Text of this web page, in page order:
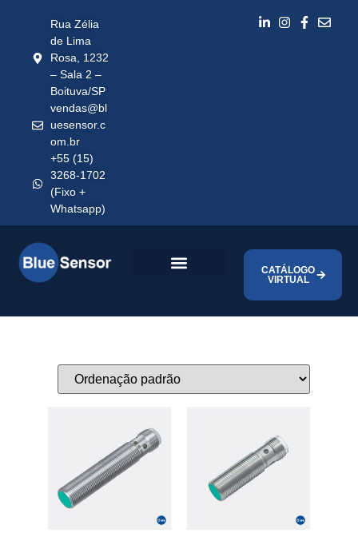
Rua Zélia
de Lima
Rosa, 1232
– Sala 2 –
Boituva/SP
vendas@bl
uesensor.c
om.br
+55 (15)
3268-1702
(Fixo +
Whatsapp)
CATÁLOGO
VIRTUAL